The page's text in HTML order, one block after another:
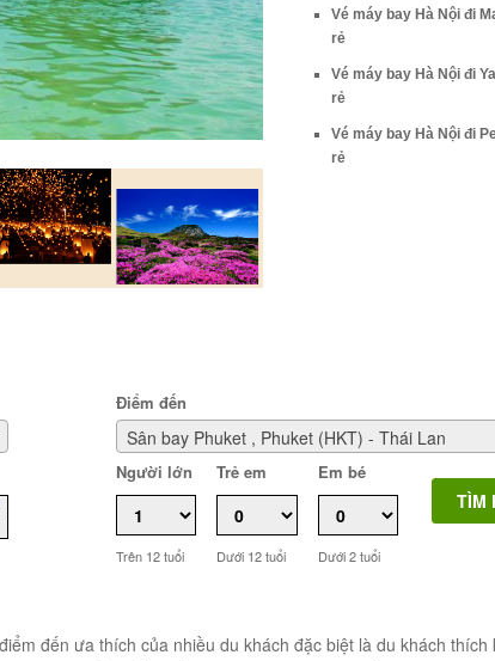
Vé máy bay Hà Nội đi
rẻ
Vé máy bay Hà Nội đi
rẻ
Vé máy bay Hà Nội đi
rẻ
Điểm đến
Sân bay Phuket , Phuket (HKT) - Thái Lan
Người lớn
Trên 12 tuổi
Trẻ em
Dưới 12 tuổi
Em bé
Dưới 2 tuổi
đến ưa thích của nhiều du khách đặc biệt là du khách thích